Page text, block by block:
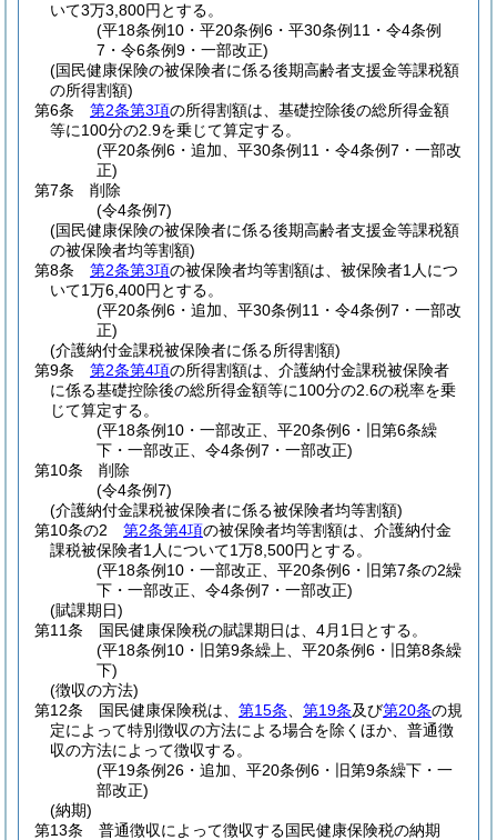
いて3万3,800円とする。
(平18条例10・平20条例6・平30条例11・令4条例
7・令6条例9・一部改正)
(国民健康保険の被保険者に係る後期高齢者支援金等課税額
の所得割額)
第6条
第2条第3項の所得割額は、基礎控除後の総所得金額
等に100分の2.9を乗じて算定する。
(平20条例6・追加、平30条例11・令4条例7・一部改
正)
第7条
削除
(令4条例7)
(国民健康保険の被保険者に係る後期高齢者支援金等課税額
の被保険者均等割額)
第8条
第2条第3項の被保険者均等割額は、被保険者1人につ
いて1万6,400円とする。
(平20条例6・追加、平30条例11・令4条例7・一部改
正)
(介護納付金課税被保険者に係る所得割額)
第9条
第2条第4項の所得割額は、介護納付金課税被保険者
に係る基礎控除後の総所得金額等に100分の2.6の税率を乗
じて算定する。
(平18条例10・一部改正、平20条例6・旧第6条繰
下・一部改正、令4条例7・一部改正)
第10条
削除
(令4条例7)
(介護納付金課税被保険者に係る被保険者均等割額)
第10条の2
第2条第4項の被保険者均等割額は、介護納付金
課税被保険者1人について1万8,500円とする。
(平18条例10・一部改正、平20条例6・旧第7条の2繰
下・一部改正、令4条例7・一部改正)
(賦課期日)
第11条
国民健康保険税の賦課期日は、4月1日とする。
(平18条例10・旧第9条繰上、平20条例6・旧第8条繰
下)
(徴収の方法)
第12条
国民健康保険税は、 第15条 第19条及び第20条の規
定によって特別徴収の方法による場合を除くほか、普通徴
収の方法によって徴収する。
(平19条例26・追加、平20条例6・旧第9条繰下・一
部改正)
(納期)
第13条
普通徴収によって徴収する国民健康保険税の納期